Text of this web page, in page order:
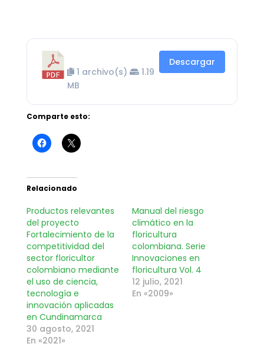
1 archivo(s)
1.19
MB
Descargar
Comparte esto:
Relacionado
Productos relevantes
del proyecto
Fortalecimiento de la
competitividad del
sector floricultor
colombiano mediante
el uso de ciencia,
tecnología e
innovación aplicadas
en Cundinamarca
30 agosto, 2021
En «2021»
Manual del riesgo
climático en la
floricultura
colombiana. Serie
Innovaciones en
floricultura Vol. 4
12 julio, 2021
En «2009»